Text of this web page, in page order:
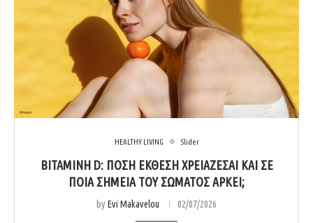
HEALTHY LIVING Slider
ΒΙΤΑΜΊΝΗ D: ΠΌΣΗ ΈΚΘΕΣΗ ΧΡΕΙΆΖΕΣΑΙ ΚΑΙ ΣΕ
ΠΟΙΑ ΣΗΜΕΊΑ ΤΟΥ ΣΏΜΑΤΟΣ ΑΡΚΕΊ;
byEvi Makavelou 02/07/2026